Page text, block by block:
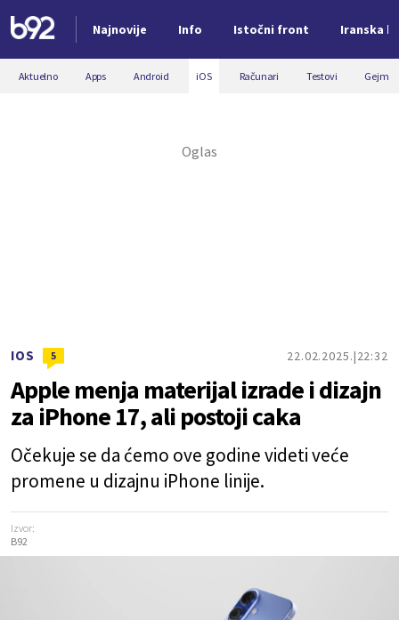
Najnovije Info Istočni front Iranska
Nova vest
Aktuelno Apps Android iOS Računari Testovi
IOS 5 22.02.2025. 22:32
Apple menja materijal izrade i dizajn
za iPhone 17, ali postoji caka
Očekuje se da ćemo ove godine videti veće
promene u dizajnu iPhone linije.
Izvor:
B92